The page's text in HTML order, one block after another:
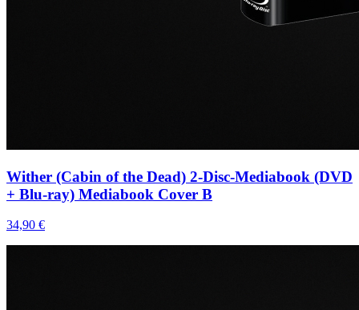
Wither (Cabin of the Dead) 2-Disc-Mediabook (DVD
+ Blu-ray) Mediabook Cover B
34,90 €